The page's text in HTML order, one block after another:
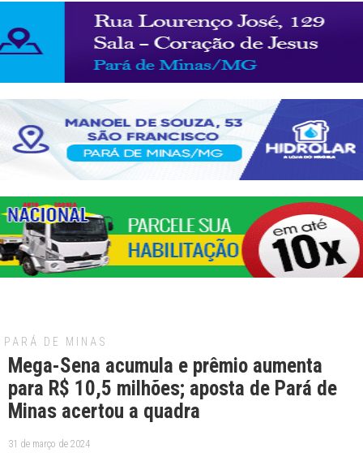
PARÁ DE MINAS
Mega-Sena acumula e prêmio aumenta
para R$ 10,5 milhões; aposta de Pará de
Minas acertou a quadra
31 de março de 2024